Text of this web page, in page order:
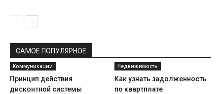
САМОЕ ПОПУЛЯРНОЕ
Коммуникации
Принцип действия
дисконтной системы
Недвижимость
Как узнать задолженность
по квартплате